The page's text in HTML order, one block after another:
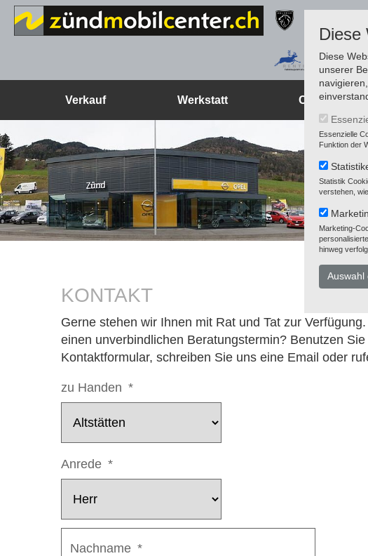
Diese
Diese
unserer
Essenzielle
Funktion der
Statistik
verstehen,
Marketing-
hinweg
Verkauf Werkstatt Carrosserie
KONTAKT
Gerne stehen wir Ihnen mit Rat und Tat zur
einen unverbindlichen Beratungstermin? Benutzen
Kontaktformular, schreiben Sie uns eine Email oder
zu Handen *
Anrede *
Nachname *